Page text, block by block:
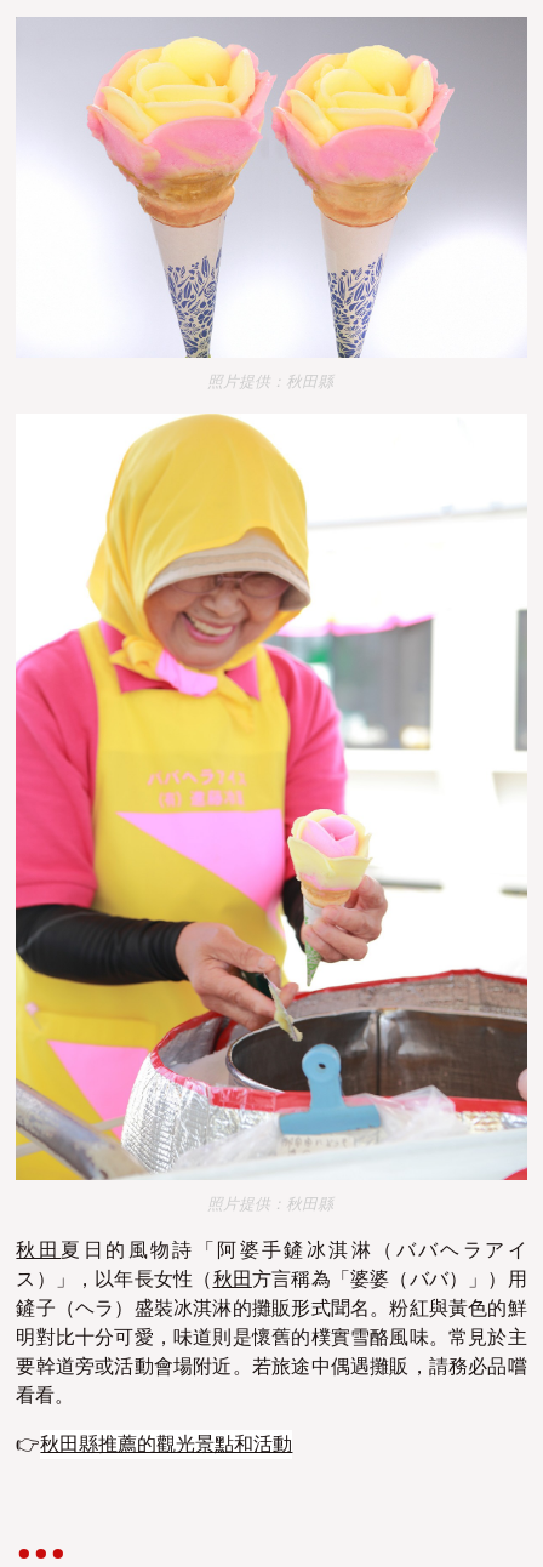
照片提供：秋田縣
照片提供：秋田縣
秋田夏日的風物詩「阿婆手鏟冰淇淋（ババヘラアイ
ス）」，以年長女性（秋田方言稱為「婆婆（ババ）」）用
鏟子（ヘラ）盛裝冰淇淋的攤販形式聞名。粉紅與黃色的鮮
明對比十分可愛，味道則是懷舊的樸實雪酪風味。常見於主
要幹道旁或活動會場附近。若旅途中偶遇攤販，請務必品嚐
看看。
👉秋田縣推薦的觀光景點和活動